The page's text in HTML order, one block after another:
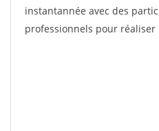
instantannée avec des
professionnels pour